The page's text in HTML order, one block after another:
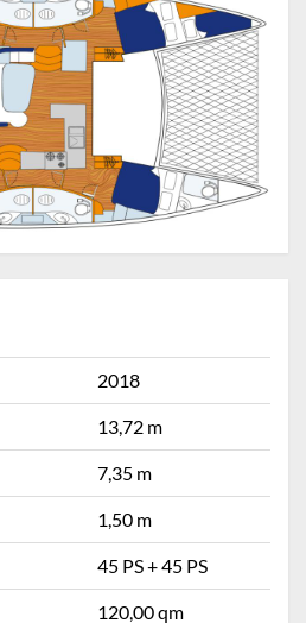
2018
13,72 m
7,35 m
1,50 m
45 PS + 45 PS
120,00 qm